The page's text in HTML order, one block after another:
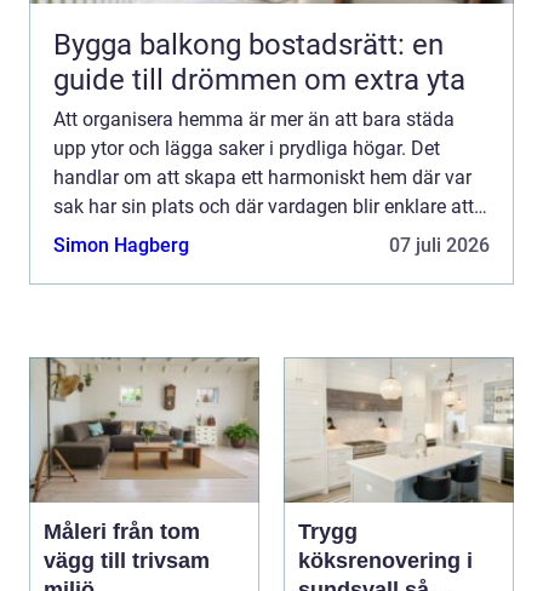
Bygga balkong bostadsrätt: en
guide till drömmen om extra yta
Att organisera hemma är mer än att bara städa
upp ytor och lägga saker i prydliga högar. Det
handlar om att skapa ett harmoniskt hem där var
sak har sin plats och där vardagen blir enklare att
hantera. För m&ar...
Simon Hagberg 07 juli 2026
Måleri från tom
vägg till trivsam
Trygg
köksrenovering i